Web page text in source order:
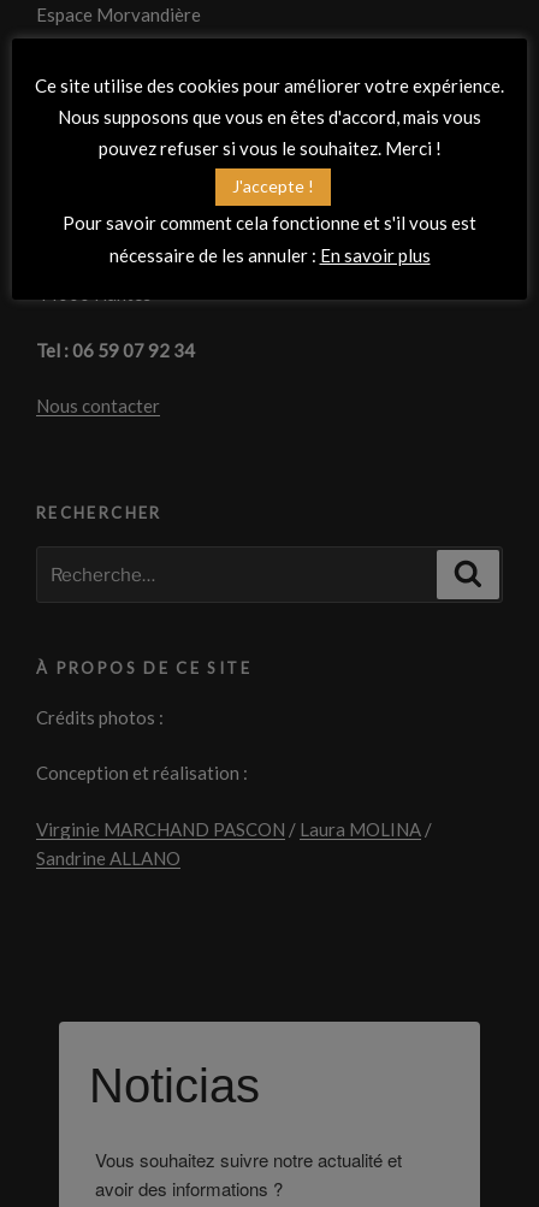
Espace Morvandière
44470 Thouaré sur Loire
Centre Culturel Franco Espagnol
Tel : 06 59 07 92 34
Nous contacter
RECHERCHER
pour
À PROPOS DE CE SITE
Crédits photos :
Conception et réalisation :
Virginie MARCHAND PASCON / Laura MOLINA /
Sandrine ALLANO
Noticias
Vous souhaitez suivre notre actualité et
avoir des informations ?
Ce site utilise des cookies pour améliorer votre expérience.
Nous supposons que vous en êtes d'accord, mais vous
pouvez refuser si vous le souhaitez. Merci !
J'accepte !
Pour savoir comment cela fonctionne et s'il vous est
nécessaire de les annuler : En savoir plus